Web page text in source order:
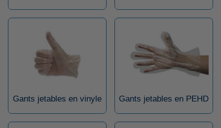
Gants jetables en vinyle Gants jetables en PEHD